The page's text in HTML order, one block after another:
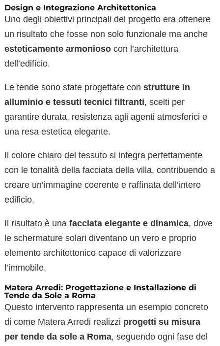
Design e Integrazione Architettonica
Uno degli obiettivi principali del progetto era ottenere
un risultato che fosse non solo funzionale ma anche
esteticamente armoniosocon l’architettura
dell’edificio.
Le tende sono state progettate con strutture in
alluminio e tessuti tecnici filtranti, scelti per
garantire durata, resistenza agli agenti atmosferici e
una resa estetica elegante.
Il colore chiaro del tessuto si integra perfettamente
con le tonalità della facciata della villa, contribuendo a
creare un’immagine coerente e raffinata dell’intero
edificio.
Il risultato è una facciata elegante e dinamica, dove
le schermature solari diventano un vero e proprio
elemento architettonico capace di valorizzare
l’immobile.
Matera Arredi: Progettazione e Installazione di
Tende da Sole a Roma
Questo intervento rappresenta un esempio concreto
di come Matera Arredi realizzi progetti su misura
per tende da sole a Roma, seguendo ogni fase del